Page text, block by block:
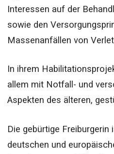
Interessen auf der
sowie den
Massenanfällen von
In ihrem
allem mit Notfall- und
Aspekten des älteren,
Die gebürtige
deutschen und